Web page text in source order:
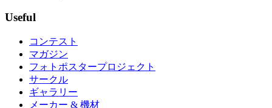
Useful
コンテスト
マガジン
フォトポスタープロジェクト
サークル
ギャラリー
メーカー & 機材